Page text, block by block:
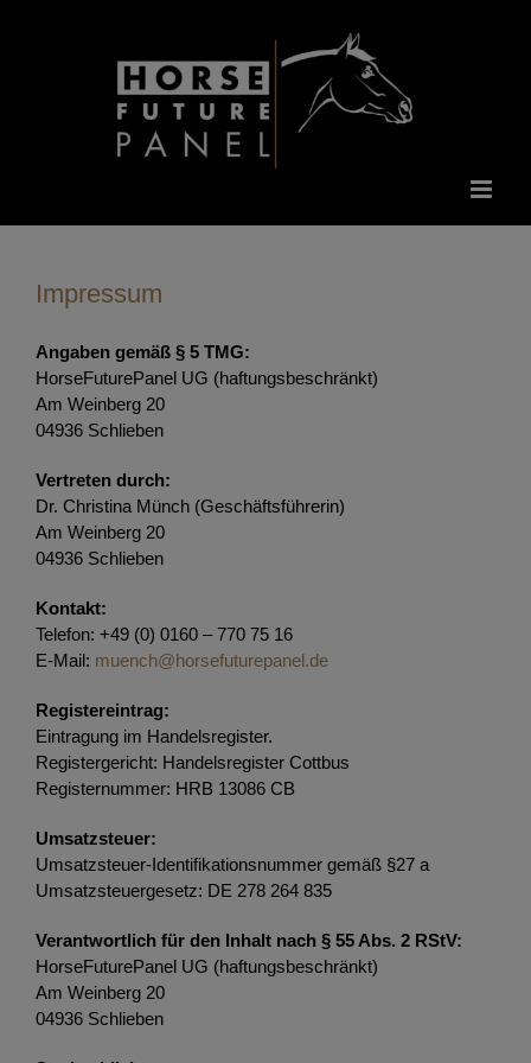
Impressum
Angaben gemäß § 5 TMG:
HorseFuturePanel UG (haftungsbeschränkt)
Am Weinberg 20
04936 Schlieben
Vertreten durch:
Dr. Christina Münch (Geschäftsführerin)
Am Weinberg 20
04936 Schlieben
Kontakt:
Telefon: +49 (0) 0160 – 770 75 16
E-Mail: muench@horsefuturepanel.de
Registereintrag:
Eintragung im Handelsregister.
Registergericht: Handelsregister Cottbus
Registernummer: HRB 13086 CB
Umsatzsteuer:
Umsatzsteuer-Identifikationsnummer gemäß §27 a
Umsatzsteuergesetz: DE 278 264 835
Verantwortlich für den Inhalt nach § 55 Abs. 2 RStV:
HorseFuturePanel UG (haftungsbeschränkt)
Am Weinberg 20
04936 Schlieben